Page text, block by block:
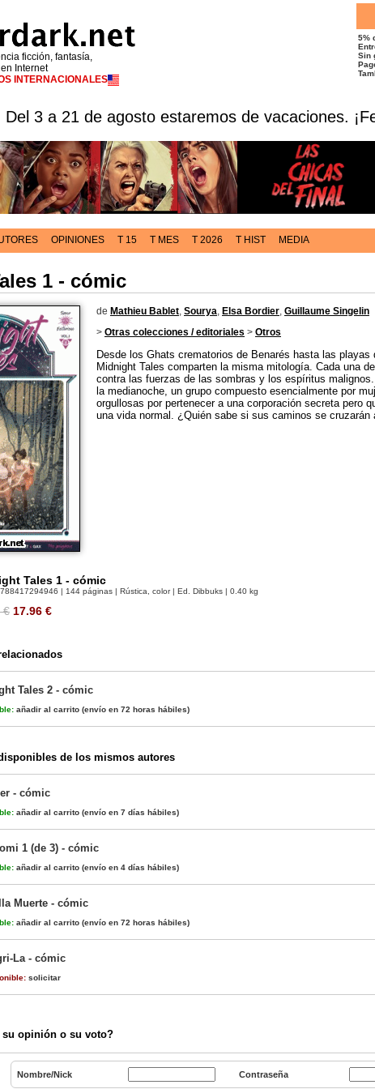
ficción, fantasía,
Internet
INTERNACIONALES
5%
Sin
Del 3 a 21 de agosto estaremos de vacaciones.
OPINIONES T 15 T MES T 2026 T HIST MEDIA
1 - cómic
de Mathieu Bablet, Sourya, Elsa Bordier, Guillaume Singelin
> Otras colecciones / editoriales > Otros
Desde los Ghats crematorios de Benarés hasta las
Midnight Tales comparten la misma mitología. Cada una
contra las fuerzas de las sombras y los espíritus
la medianoche, un grupo compuesto esencialmente por
orgullosas por pertenecer a una corporación secreta pero
una vida normal. ¿Quién sabe si sus caminos se cruzarán
Tales 1 - cómic
| 144 páginas | Rústica, color | Ed. Dibbuks | 0.40 kg
€ 17.96 €
Tales 2 - cómic
añadir al carrito (envío en 72 horas hábiles)
de los mismos autores
- cómic
añadir al carrito (envío en 7 días hábiles)
1 (de 3) - cómic
añadir al carrito (envío en 4 días hábiles)
Muerte - cómic
añadir al carrito (envío en 72 horas hábiles)
La - cómic
solicitar
su opinión o su voto?
Nombre/Nick Contraseña